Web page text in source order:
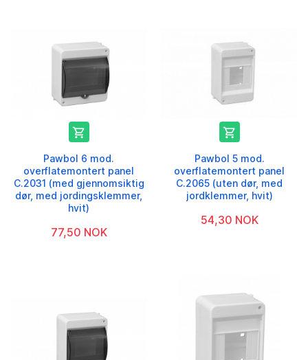

Pawbol 6 mod.
overflatemontert panel
C.2031 (med gjennomsiktig
dør, med jordingsklemmer,
hvit)
77,50 NOK

Pawbol 5 mod.
overflatemontert panel
C.2065 (uten dør, med
jordklemmer, hvit)
54,30 NOK